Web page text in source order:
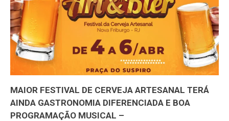
MAIOR FESTIVAL DE CERVEJA ARTESANAL TERÁ
AINDA GASTRONOMIA DIFERENCIADA E BOA
PROGRAMAÇÃO MUSICAL –